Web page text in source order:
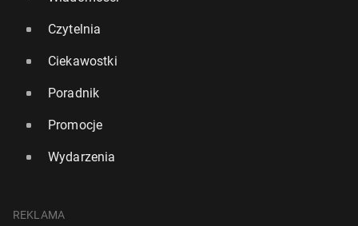
Czytelnia
Ciekawostki
Poradnik
Promocje
Wydarzenia
REKLAMA